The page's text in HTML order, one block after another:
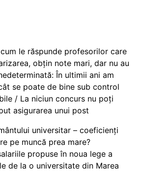
le răspunde profesorilor care
obțin note mari, dar nu au
În ultimii ani am
se poate de bine sub control
/ La niciun concurs nu poți
asigurarea unui post
universitar – coeficienți
pe muncă prea mare?
propuse în noua lege a
de la o universitate din Marea